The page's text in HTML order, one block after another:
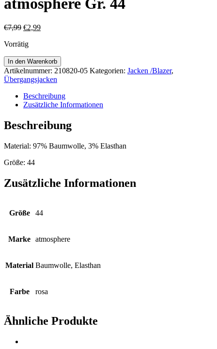
atmosphere Gr. 44
€7,99 Ursprünglicher
war:
€2,99Aktueller
Vorrätig
Kurzarm-
Jacke
von
atmosphere
In den Warenkorb
Artikelnummer: 210820-05 Kategorien: Jacken /Blazer,
Übergangsjacken
Beschreibung
Zusätzliche Informationen
Beschreibung
Material: 97% Baumwolle, 3% Elasthan
Größe: 44
Zusätzliche Informationen
Größe 44
Marke atmosphere
Material Baumwolle, Elasthan
Farbe rosa
Ähnliche Produkte